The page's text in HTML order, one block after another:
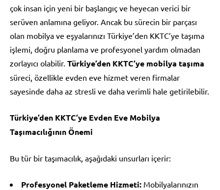
çok insan için yeni bir başlangıç ve heyecan verici bir
serüven anlamına geliyor. Ancak bu sürecin bir parçası
olan mobilya ve eşyalarınızı Türkiye’den KKTC’ye taşıma
işlemi, doğru planlama ve profesyonel yardım olmadan
zorlayıcı olabilir. Türkiye’den KKTC’ye mobilya taşıma
süreci, özellikle evden eve hizmet veren firmalar
sayesinde daha az stresli ve daha verimli hale getirilebilir.
Türkiye’den KKTC’ye Evden Eve Mobilya
Taşımacılığının Önemi
Bu tür bir taşımacılık, aşağıdaki unsurları içerir:
Profesyonel Paketleme Hizmeti: Mobilyalarınızın